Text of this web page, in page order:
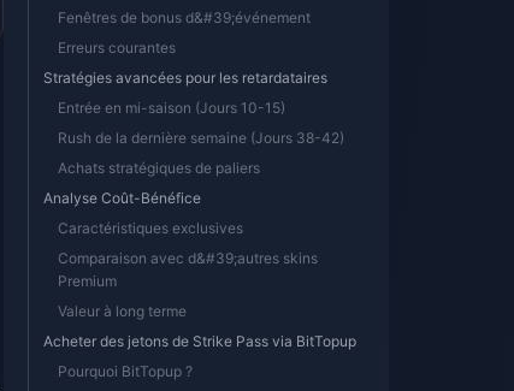
Fenêtres de bonus d&#39;événement
Erreurs courantes
Stratégies avancées pour les retardataires
Entrée en mi-saison (Jours 10-15)
Rush de la dernière semaine (Jours 38-42)
Achats stratégiques de paliers
Analyse Coût-Bénéfice
Caractéristiques exclusives
Comparaison avec d&#39;autres skins
Premium
Valeur à long terme
Acheter des jetons de Strike Pass via BitTopup
Pourquoi BitTopup ?